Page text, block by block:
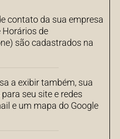
contato da sua empresa
Horários de
são cadastrados na
a exibir também, sua
seu site e redes
e um mapa do Google